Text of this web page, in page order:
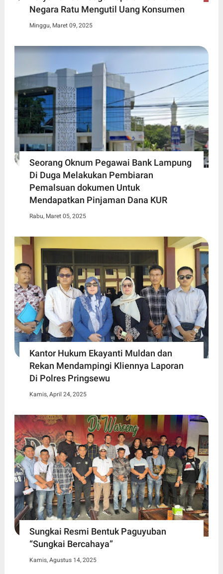
Negara Ratu Mengutil Uang Konsumen
Minggu, Maret 09, 2025
Seorang Oknum Pegawai Bank Lampung
Di Duga Melakukan Pembiaran
Pemalsuan dokumen Untuk
Mendapatkan Pinjaman Dana KUR
Rabu, Maret 05, 2025
Kantor Hukum Ekayanti Muldan dan
Rekan Mendampingi Kliennya Laporan
Di Polres Pringsewu
Kamis, April 24, 2025
Sungkai Resmi Bentuk Paguyuban
“Sungkai Bercahaya”
Kamis, Agustus 14, 2025